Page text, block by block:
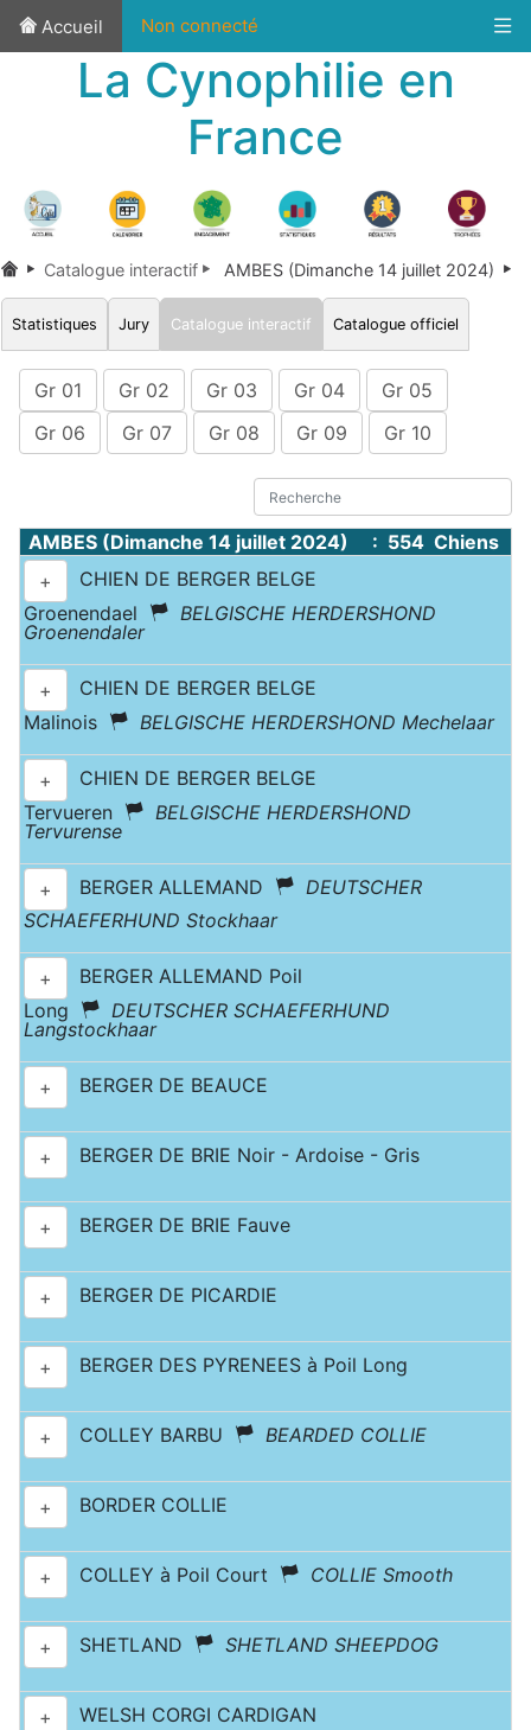
Accueil Non connecté
La Cynophilie en
France
Catalogue interactif AMBES (Dimanche 14 juillet 2024)
Statistiques Jury Catalogue interactif Catalogue officiel
Gr 01 Gr 02 Gr 03 Gr 04
Gr 05
Gr 06
Gr 07 Gr 08 Gr 09 Gr 10
AMBES (Dimanche 14 juillet 2024) : 554 Chiens
+
CHIEN DE BERGER BELGE
Groenendael
BELGISCHE HERDERSHOND
Groenendaler
+
CHIEN DE BERGER BELGE
Malinois
BELGISCHE HERDERSHOND Mechelaar
+
CHIEN DE BERGER BELGE
Tervueren
BELGISCHE HERDERSHOND
Tervurense
+ BERGER ALLEMAND
DEUTSCHER
SCHAEFERHUND Stockhaar
+
BERGER ALLEMAND Poil
Long
DEUTSCHER SCHAEFERHUND
Langstockhaar
+ BERGER DE BEAUCE
+ BERGER DE BRIE Noir - Ardoise - Gris
+ BERGER DE BRIE Fauve
+ BERGER DE PICARDIE
+ BERGER DES PYRENEES à Poil Long
+ COLLEY BARBU BEARDED COLLIE
+ BORDER COLLIE
+ COLLEY à Poil Court COLLIE Smooth
+ SHETLAND SHETLAND SHEEPDOG
+ WELSH CORGI CARDIGAN